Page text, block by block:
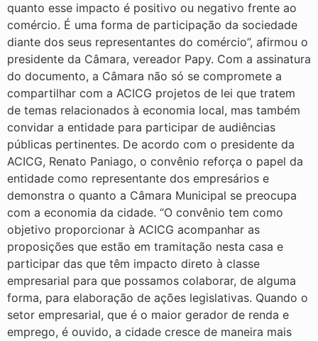
quanto esse impacto é positivo ou negativo frente ao
comércio. É uma forma de participação da sociedade
diante dos seus representantes do comércio”, afirmou o
presidente da Câmara, vereador Papy. Com a assinatura
do documento, a Câmara não só se compromete a
compartilhar com a ACICG projetos de lei que tratem
de temas relacionados à economia local, mas também
convidar a entidade para participar de audiências
públicas pertinentes. De acordo com o presidente da
ACICG, Renato Paniago, o convênio reforça o papel da
entidade como representante dos empresários e
demonstra o quanto a Câmara Municipal se preocupa
com a economia da cidade. “O convênio tem como
objetivo proporcionar à ACICG acompanhar as
proposições que estão em tramitação nesta casa e
participar das que têm impacto direto à classe
empresarial para que possamos colaborar, de alguma
forma, para elaboração de ações legislativas. Quando o
setor empresarial, que é o maior gerador de renda e
emprego, é ouvido, a cidade cresce de maneira mais